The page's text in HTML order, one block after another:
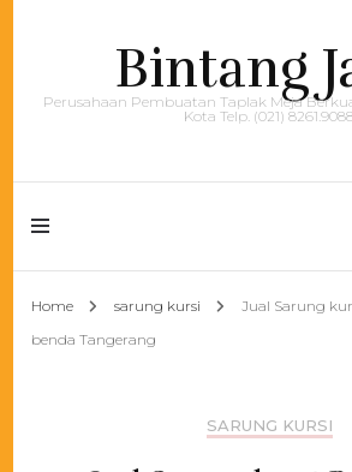
Bintang
Perusahaan Pembuatan Taplak Meja
Kota Telp. (021)
Home sarung kursi
Jual Sarung
benda Tangerang
SARUNG KURSI